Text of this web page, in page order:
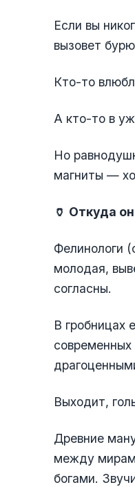
Если вы
вызовет
Кто-то
А кто-то в
Но
магниты —
🏺 Откуда
Фелинологи
молодая,
согласны.
В гробницах
Выходит,
Древние
между
богами.